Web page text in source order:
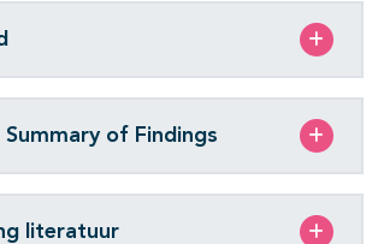
Summary of Findings
literatuur